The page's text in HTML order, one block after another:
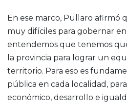
En ese marco, Pullaro afirmó
muy difíciles para gobernar
entendemos que tenemos
la provincia para lograr un
territorio. Para eso es
pública en cada localidad,
económico, desarrollo e